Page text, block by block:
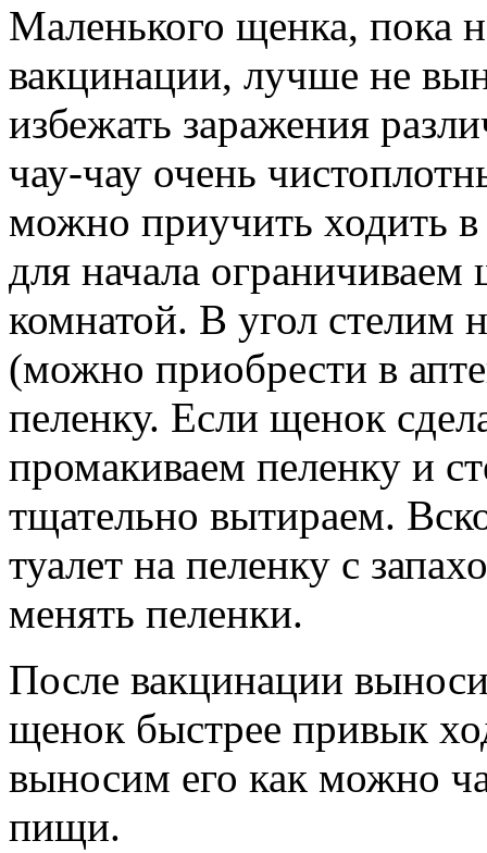
Маленького щенка, пока
вакцинации, лучше не
избежать заражения
чау-чау очень
можно приучить ходить в
для начала
комнатой. В угол стелим
(можно приобрести в
пеленку. Если щенок
промакиваем пеленку и
тщательно вытираем.
туалет на пеленку с
менять пеленки.
После вакцинации
щенок быстрее привык
выносим его как можно
пищи.